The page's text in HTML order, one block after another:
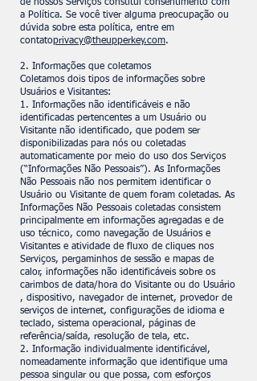
de nossos Serviços constitui consentimento com
a Política. Se você tiver alguma preocupação ou
dúvida sobre esta política, entre em
contatoprivacy@theupperkey.com.
2. Informações que coletamos
Coletamos dois tipos de informações sobre
Usuários e Visitantes:
1. Informações não identificáveis e não
identificadas pertencentes a um Usuário ou
Visitante não identificado, que podem ser
disponibilizadas para nós ou coletadas
automaticamente por meio do uso dos Serviços
(“Informações Não Pessoais”). As Informações
Não Pessoais não nos permitem identificar o
Usuário ou Visitante de quem foram coletadas. As
Informações Não Pessoais coletadas consistem
principalmente em informações agregadas e de
uso técnico, como navegação de Usuários e
Visitantes e atividade de fluxo de cliques nos
Serviços, pergaminhos de sessão e mapas de
calor, informações não identificáveis sobre os
carimbos de data/hora do Visitante ou do Usuário
, dispositivo, navegador de internet, provedor de
serviços de internet, configurações de idioma e
teclado, sistema operacional, páginas de
referência/saída, resolução de tela, etc.
2. Informação individualmente identificável,
nomeadamente informação que identifique uma
pessoa singular ou que possa, com esforços